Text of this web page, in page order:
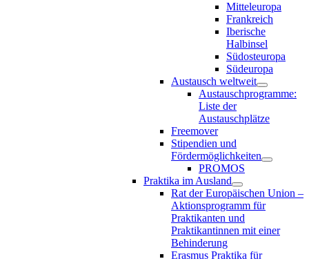
Mitteleuropa
Frankreich
Iberische
Halbinsel
Südosteuropa
Südeuropa
Austausch weltweit
Austauschprogramme:
Liste der
Austauschplätze
Freemover
Stipendien und
Fördermöglichkeiten
PROMOS
Praktika im Ausland
Rat der Europäischen Union –
Aktionsprogramm für
Praktikanten und
Praktikantinnen mit einer
Behinderung
Erasmus Praktika für